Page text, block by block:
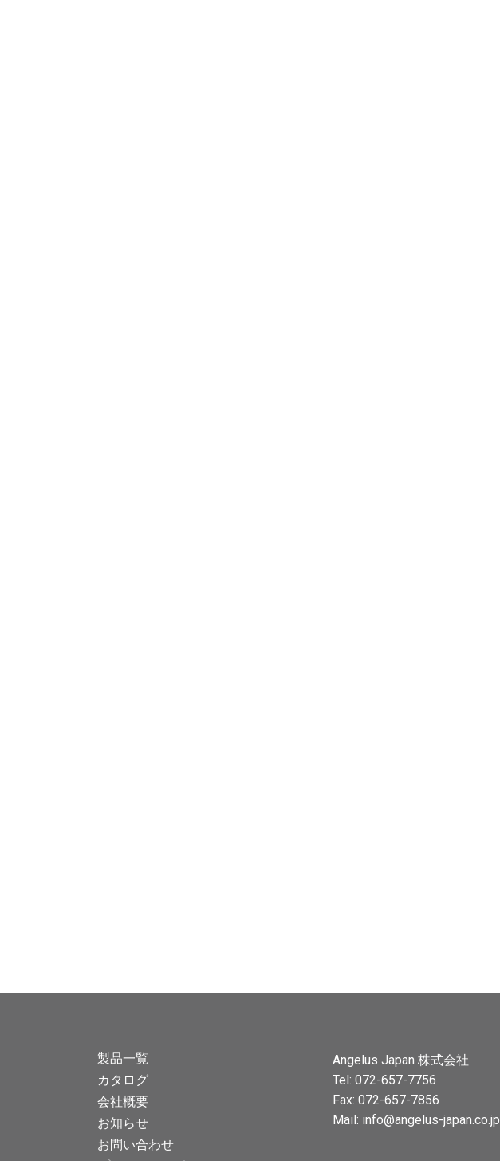
製品一覧
カタログ
会社概要
お知らせ
お問い合わせ
Angelus Japan 株式会社
Tel: 072-657-7756
Fax: 072-657-7856
Mail: info@angelus-japan.co.jp